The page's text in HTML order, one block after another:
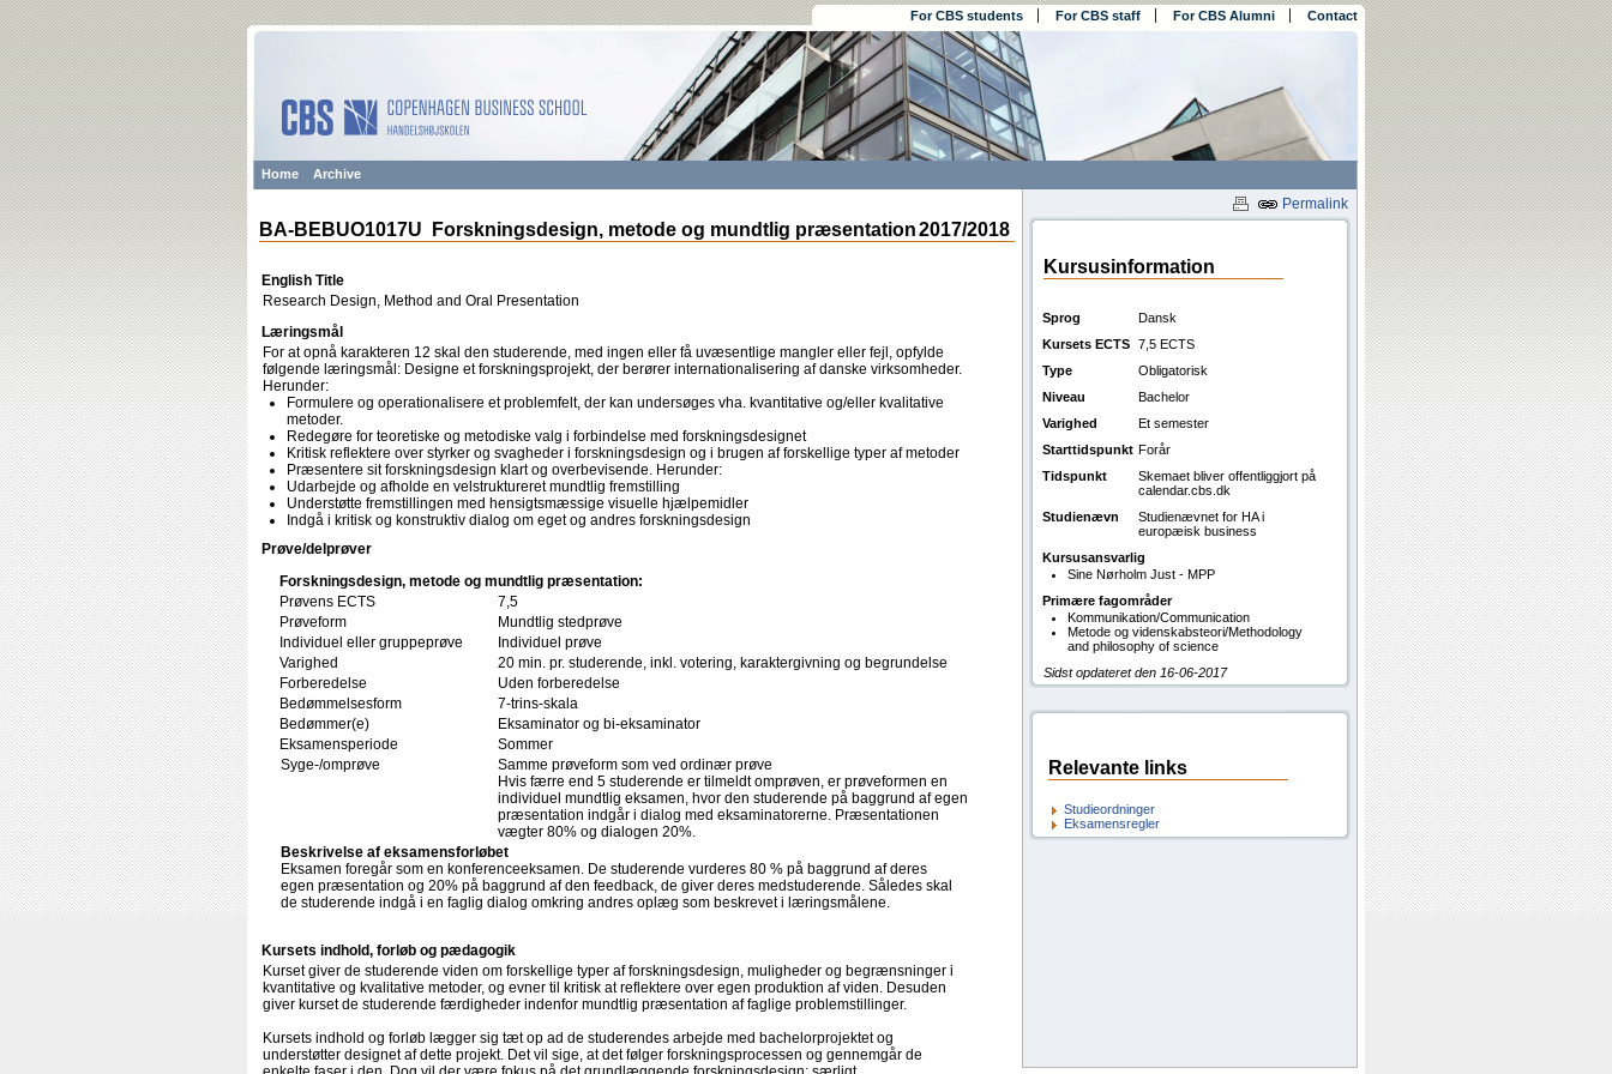
For CBS students For CBS staff For CBS Alumni Contact
Home Archive
Permalink
2017/2018
BA-BEBUO1017U Forskningsdesign, metode og mundtlig præsentation
English Title
Research Design, Method and Oral Presentation
Læringsmål
For at opnå karakteren 12 skal den studerende, med ingen eller få uvæsentlige mangler eller fejl, opfylde
følgende læringsmål: Designe et forskningsprojekt, der berører internationalisering af danske virksomheder.
Herunder:
Formulere og operationalisere et problemfelt, der kan undersøges vha. kvantitative og/eller kvalitative
metoder.
Redegøre for teoretiske og metodiske valg i forbindelse med forskningsdesignet
Kritisk reflektere over styrker og svagheder i forskningsdesign og i brugen af forskellige typer af metoder
Præsentere sit forskningsdesign klart og overbevisende. Herunder:
Udarbejde og afholde en velstruktureret mundtlig fremstilling
Understøtte fremstillingen med hensigtsmæssige visuelle hjælpemidler
Indgå i kritisk og konstruktiv dialog om eget og andres forskningsdesign
Prøve/delprøver
Forskningsdesign, metode og mundtlig præsentation:
Prøvens ECTS
7,5
Prøveform
Mundtlig stedprøve
Individuel eller gruppeprøve
Individuel prøve
Varighed
20 min. pr. studerende, inkl. votering, karaktergivning og begrundelse
Forberedelse
Uden forberedelse
Bedømmelsesform
7-trins-skala
Bedømmer(e)
Eksaminator og bi-eksaminator
Eksamensperiode
Sommer
Syge-/omprøve
Samme prøveform som ved ordinær prøve
Hvis færre end 5 studerende er tilmeldt omprøven, er prøveformen en
individuel mundtlig eksamen, hvor den studerende på baggrund af egen
præsentation indgår i dialog med eksaminatorerne. Præsentationen
vægter 80% og dialogen 20%.
Beskrivelse af eksamensforløbet
Eksamen foregår som en konferenceeksamen. De studerende vurderes 80 % på baggrund af deres
egen præsentation og 20% på baggrund af den feedback, de giver deres medstuderende. Således skal
de studerende indgå i en faglig dialog omkring andres oplæg som beskrevet i læringsmålene.
Kursets indhold, forløb og pædagogik
Kurset giver de studerende viden om forskellige typer af forskningsdesign, muligheder og begrænsninger i
kvantitative og kvalitative metoder, og evner til kritisk at reflektere over egen produktion af viden. Desuden
giver kurset de studerende færdigheder indenfor mundtlig præsentation af faglige problemstillinger.
Kursets indhold og forløb lægger sig tæt op ad de studerendes arbejde med bachelorprojektet og
understøtter designet af dette projekt. Det vil sige, at det følger forskningsprocessen og gennemgår de
Kursusinformation
Sprog
Dansk
Kursets ECTS 7,5 ECTS
Type
Obligatorisk
Niveau
Bachelor
Varighed
Et semester
Starttidspunkt Forår
Tidspunkt
Skemaet bliver offentliggjort på
calendar.cbs.dk
Studienævn
Studienævnet for HA i
europæisk business
Kursusansvarlig
Sine Nørholm Just - MPP
Primære fagområder
Kommunikation/Communication
Metode og videnskabsteori/Methodology
and philosophy of science
Sidst opdateret den 16-06-2017
Relevante links
Studieordninger
Eksamensregler